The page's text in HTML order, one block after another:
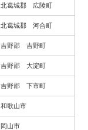
北葛城郡 広陵町
北葛城郡 河合町
吉野郡 吉野町
吉野郡 大淀町
吉野郡 下市町
和歌山市
岡山市